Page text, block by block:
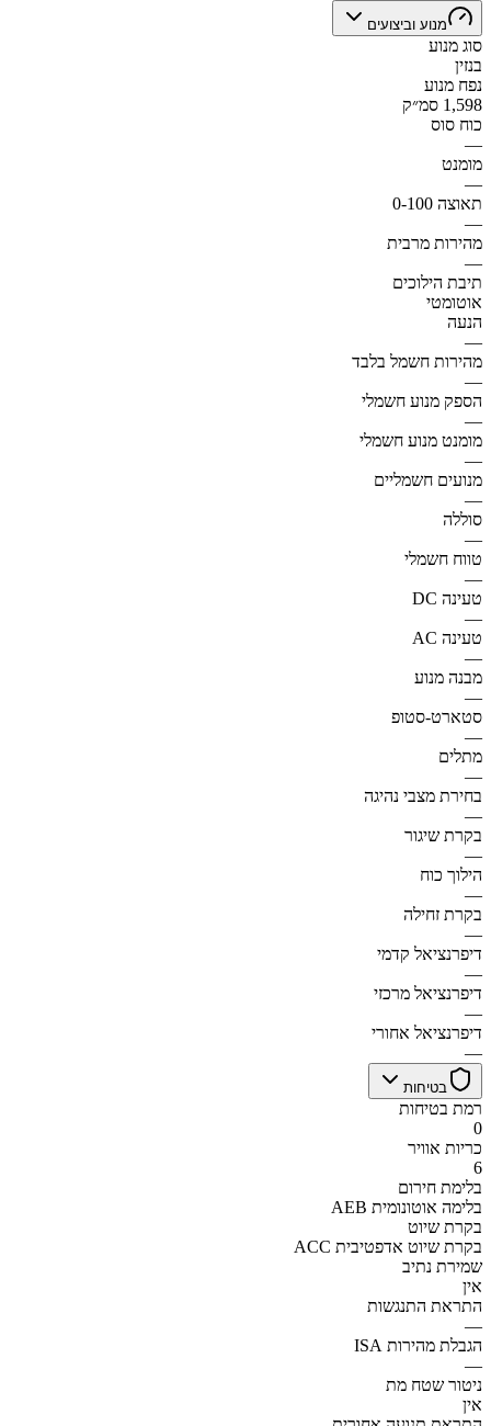
מנוע וביצועים
סוג מנוע
בנזין
נפח מנוע
1,598 סמ״ק
כוח סוס
—
מומנט
—
תאוצה 0-100
—
מהירות מרבית
—
תיבת הילוכים
אוטומטי
הנעה
—
מהירות חשמל בלבד
—
הספק מנוע חשמלי
—
מומנט מנוע חשמלי
—
מנועים חשמליים
—
סוללה
—
טווח חשמלי
—
טעינה DC
—
טעינה AC
—
מבנה מנוע
—
סטארט-סטופ
—
מתלים
—
בחירת מצבי נהיגה
—
בקרת שיגור
—
הילוך כוח
—
בקרת זחילה
—
דיפרנציאל קדמי
—
דיפרנציאל מרכזי
—
דיפרנציאל אחורי
—
בטיחות
רמת בטיחות
0
כריות אוויר
6
בלימת חירום
AEB בלימה אוטונומית
בקרת שיוט
ACC בקרת שיוט אדפטיבית
שמירת נתיב
אין
התראת התנגשות
—
הגבלת מהירות ISA
—
ניטור שטח מת
אין